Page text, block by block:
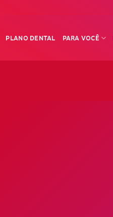
PLANO DENTAL PARA VOCÊ